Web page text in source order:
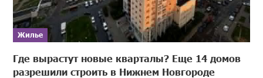
Жилье
Где вырастут новые кварталы? Еще 14 домов
разрешили строить в Нижнем Новгороде